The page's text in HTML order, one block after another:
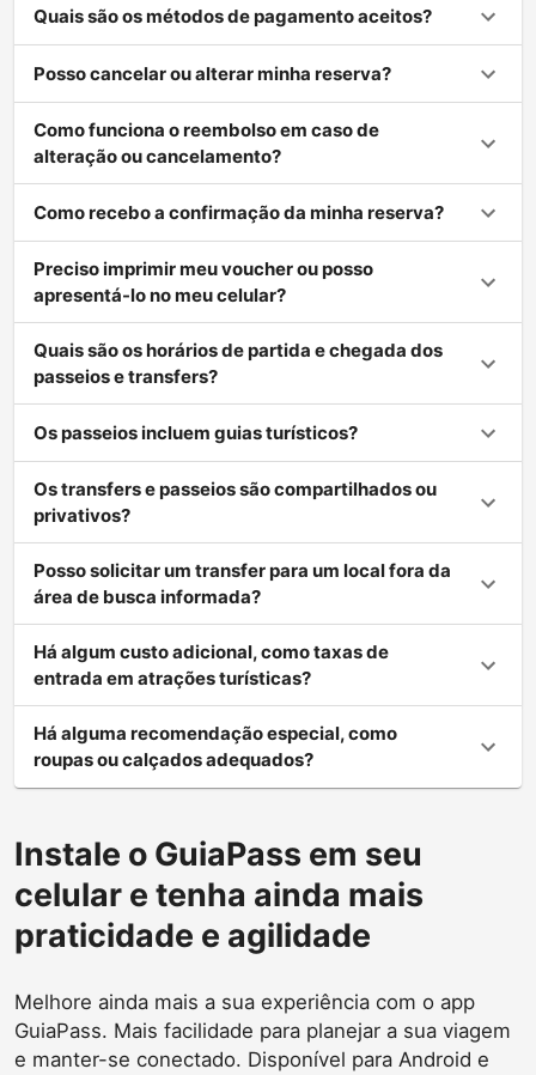
Quais são os métodos de pagamento aceitos?
Posso cancelar ou alterar minha reserva?
Como funciona o reembolso em caso de
alteração ou cancelamento?
Como recebo a confirmação da minha reserva?
Preciso imprimir meu voucher ou posso
apresentá-lo no meu celular?
Quais são os horários de partida e chegada dos
passeios e transfers?
Os passeios incluem guias turísticos?
Os transfers e passeios são compartilhados ou
privativos?
Posso solicitar um transfer para um local fora da
área de busca informada?
Há algum custo adicional, como taxas de
entrada em atrações turísticas?
Há alguma recomendação especial, como
roupas ou calçados adequados?
Instale o GuiaPass em seu
celular e tenha ainda mais
praticidade e agilidade
Melhore ainda mais a sua experiência com o app
GuiaPass. Mais facilidade para planejar a sua viagem
e manter-se conectado. Disponível para Android e